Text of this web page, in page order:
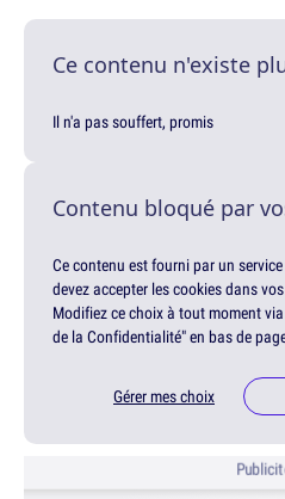
Ce contenu n'existe
Il n'a pas souffert, promis
Contenu bloqué par
Ce contenu est fourni par un
devez accepter les cookies dans
Modifiez ce choix à tout moment
de la Confidentialité" en bas de
Gérer mes choix